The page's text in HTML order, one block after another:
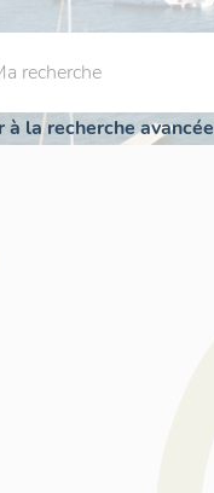
à la recherche avancée